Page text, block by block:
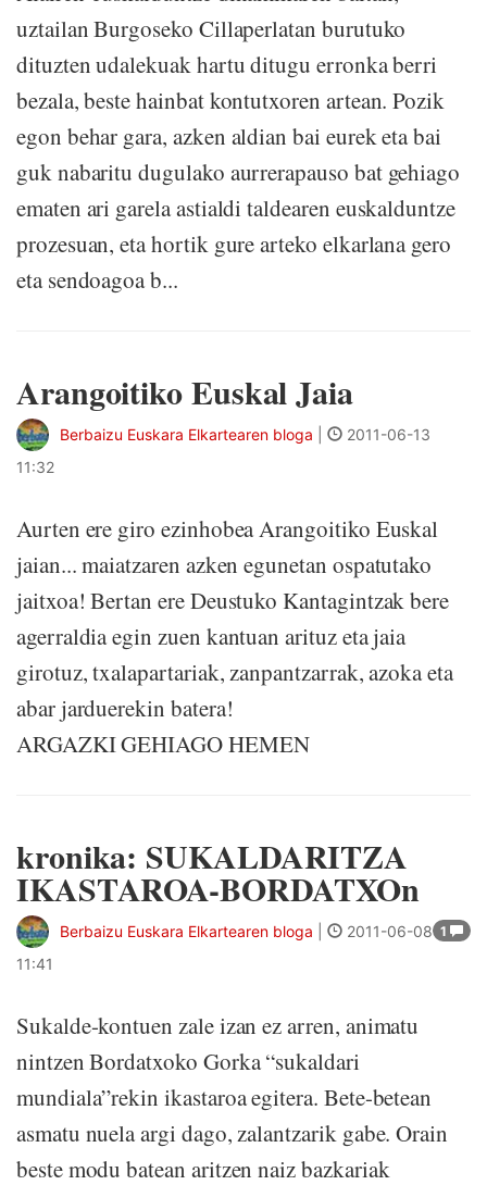
uztailan Burgoseko Cillaperlatan burutuko
dituzten udalekuak hartu ditugu erronka berri
bezala, beste hainbat kontutxoren artean. Pozik
egon behar gara, azken aldian bai eurek eta bai
guk nabaritu dugulako aurrerapauso bat gehiago
ematen ari garela astialdi taldearen euskalduntze
prozesuan, eta hortik gure arteko elkarlana gero
eta sendoagoa b...
Arangoitiko Euskal Jaia
Berbaizu Euskara Elkartearen bloga
2011-06-13
11:32
Aurten ere giro ezinhobea Arangoitiko Euskal
jaian... maiatzaren azken egunetan ospatutako
jaitxoa! Bertan ere Deustuko Kantagintzak bere
agerraldia egin zuen kantuan arituz eta jaia
girotuz, txalapartariak, zanpantzarrak, azoka eta
abar jarduerekin batera!
ARGAZKI GEHIAGO HEMEN
kronika: SUKALDARITZA
IKASTAROA-BORDATXOn
1
Berbaizu Euskara Elkartearen bloga
2011-06-08
11:41
Sukalde-kontuen zale izan ez arren, animatu
nintzen Bordatxoko Gorka “sukaldari
mundiala”rekin ikastaroa egitera. Bete-betean
asmatu nuela argi dago, zalantzarik gabe. Orain
beste modu batean aritzen naiz bazkariak